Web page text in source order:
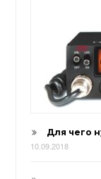
Для чего
10.09.2018